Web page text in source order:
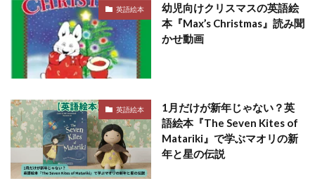
英語絵本
幼児向けクリスマスの英語絵
本『Max’s Christmas』読み聞
かせ動画
英語絵本
1月だけが新年じゃない？英
語絵本『The Seven Kites of
Matariki』で学ぶマオリの新
年と星の伝説